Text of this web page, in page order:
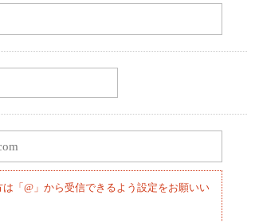
は「@」から受信できるよう設定をお願いい